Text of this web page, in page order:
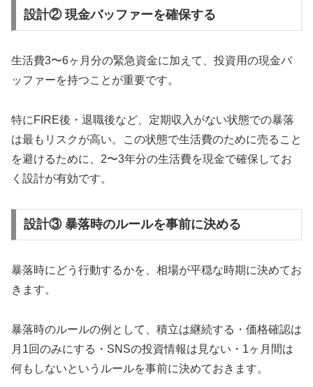
設計② 現金バッファーを確保する
生活費3〜6ヶ月分の緊急資金に加えて、投資用の現金バ
ッファーを持つことが重要です。
特にFIRE後・退職後など、定期収入がない状態での暴落
は最もリスクが高い。この状態で生活費のために売ること
を避けるために、2〜3年分の生活費を現金で確保してお
く設計が有効です。
設計③ 暴落時のルールを事前に決める
暴落時にどう行動するかを、相場が平穏な時期に決めてお
きます。
暴落時のルールの例として、積立は継続する・価格確認は
月1回のみにする・SNSの投資情報は見ない・1ヶ月間は
何もしないというルールを事前に決めておきます。